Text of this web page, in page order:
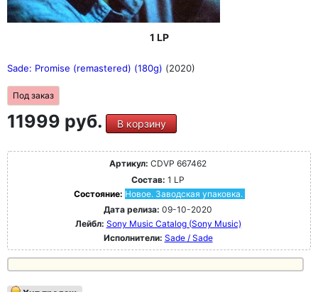
1 LP
Sade: Promise (remastered) (180g) (2020)
Под заказ
11999 руб. В корзину
Артикул: CDVP 667462
Состав: 1 LP
Состояние: Новое. Заводская упаковка.
Дата релиза: 09-10-2020
Лейбл: Sony Music Catalog (Sony Music)
Исполнители: Sade / Sade